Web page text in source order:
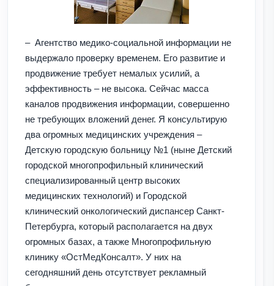
– Агентство медико-социальной информации не
выдержало проверку временем. Его развитие и
продвижение требует немалых усилий, а
эффективность – не высока. Сейчас масса
каналов продвижения информации, совершенно
не требующих вложений денег. Я консультирую
два огромных медицинских учреждения –
Детскую городскую больницу №1 (ныне Детский
городской многопрофильный клинический
специализированный центр высоких
медицинских технологий) и Городской
клинический онкологический диспансер Санкт-
Петербурга, который располагается на двух
огромных базах, а также Многопрофильную
клинику «ОстМедКонсалт». У них на
сегодняшний день отсутствует рекламный